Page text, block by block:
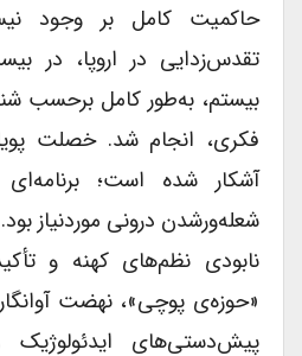
حاکمیت کامل بر وجود
تقدس‌زدایی در اروپا، در
بیستم، به‌طور کامل برحسب
فکری، انجام شد. خصلت پویا
آشکار شده است؛ برنامه‌ای
شعله‌ورشدن درونی موردنیاز
نابودی نظم‌های کهنه و
«حوزه‌ی پوچی»، نهضت
پیش‌دستی‌های ایدئولوژیک و